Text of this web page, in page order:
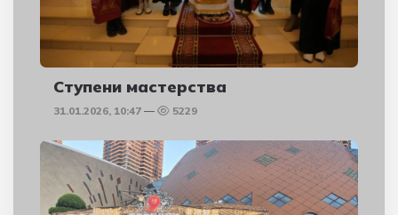
Ступени мастерства
31.01.2026, 10:47 5229